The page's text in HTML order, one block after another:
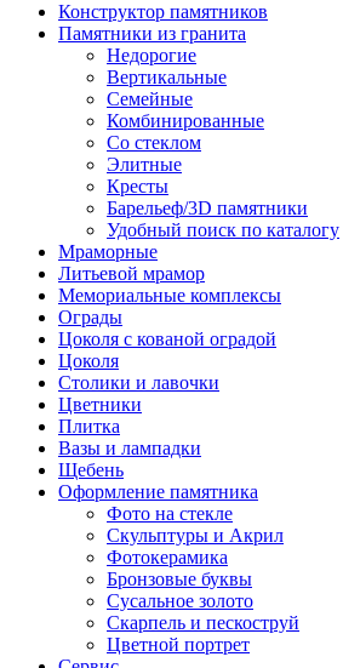
Конструктор памятников
Памятники из гранита
Недорогие
Вертикальные
Семейные
Комбинированные
Со стеклом
Элитные
Кресты
Барельеф/3D памятники
Удобный поиск по каталогу
Мраморные
Литьевой мрамор
Мемориальные комплексы
Ограды
Цоколя с кованой оградой
Цоколя
Столики и лавочки
Цветники
Плитка
Вазы и лампадки
Щебень
Оформление памятника
Фото на стекле
Скульптуры и Акрил
Фотокерамика
Бронзовые буквы
Сусальное золото
Скарпель и пескоструй
Цветной портрет